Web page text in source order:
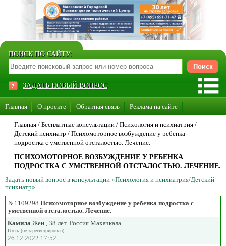
ПОИСК ПО САЙТУ:
ЗАДАТЬ НОВЫЙ ВОПРОС
Главная О проекте Обратная связь Реклама на сайте
Стать консультантом нашего сайта
Суперакция «Каждому врачу свой сайт»
Главная / Бесплатные консультации / Психология и психиатрия /
Детский психиатр / Психомоторное возбуждение у ребенка
подростка с умственной отсталостью. Лечение.
ПСИХОМОТОРНОЕ ВОЗБУЖДЕНИЕ У РЕБЕНКА
ПОДРОСТКА С УМСТВЕННОЙ ОТСТАЛОСТЬЮ. ЛЕЧЕНИЕ.
Задать новый вопрос в консультации «Психология и психиатрия/Детский
психиатр»
№1109298 Психомоторное возбуждение у ребенка подростка с
умственной отсталостью. Лечение.
Камила Жен., 38 лет. Россия Махачкала
Гость (не зарегистрирован)
26.12.2022 17:52